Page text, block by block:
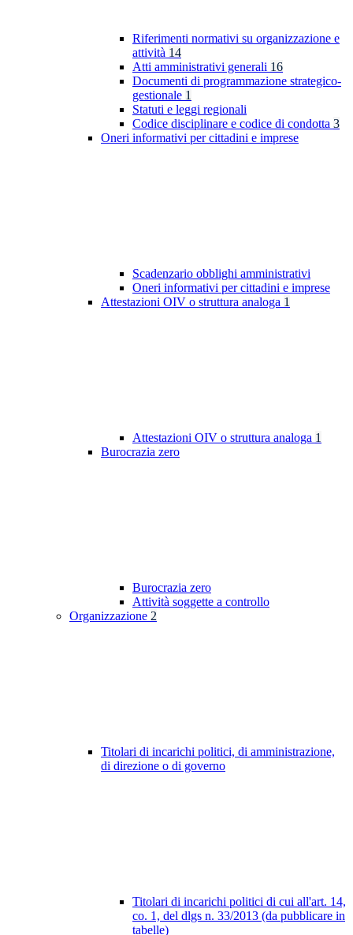
Riferimenti normativi su organizzazione e
attività 14
Atti amministrativi generali 16
Documenti di programmazione strategico-
gestionale 1
Statuti e leggi regionali
Codice disciplinare e codice di condotta 3
Oneri informativi per cittadini e imprese
Scadenzario obblighi amministrativi
Oneri informativi per cittadini e imprese
Attestazioni OIV o struttura analoga 1
Attestazioni OIV o struttura analoga 1
Burocrazia zero
Burocrazia zero
Attività soggette a controllo
Organizzazione 2
Titolari di incarichi politici, di amministrazione,
di direzione o di governo
Titolari di incarichi politici di cui all'art. 14,
co. 1, del dlgs n. 33/2013 (da pubblicare in
tabelle)